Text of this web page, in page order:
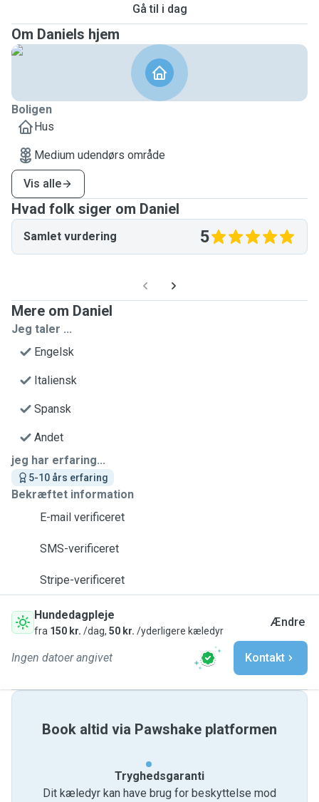
Gå til i dag
Om Daniels hjem
Boligen
Hus
Medium udendørs område
Vis alle
Hvad folk siger om Daniel
Samlet vurdering 5
Mere om Daniel
Jeg taler ...
Engelsk
Italiensk
Spansk
Andet
jeg har erfaring...
5-10 års erfaring
Bekræftet information
E-mail verificeret
SMS-verificeret
Stripe-verificeret
Hundedagpleje
fra 150 kr. /dag, 50 kr. /yderligere kæledyr
Ændre
Ingen datoer angivet Kontakt
Book altid via Pawshake platformen
Tryghedsgaranti
Dit kæledyr kan have brug for beskyttelse mod